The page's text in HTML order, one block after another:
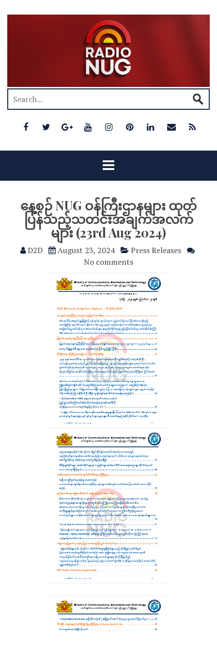
နေ့စဉ် NUG ဝန်ကြီးဌာနများ ထုတ်
ပြန်သည့်သတင်းအချက်အလက်
များ (23rd Aug 2024)
D2D August 23, 2024
Press Releases
No comments